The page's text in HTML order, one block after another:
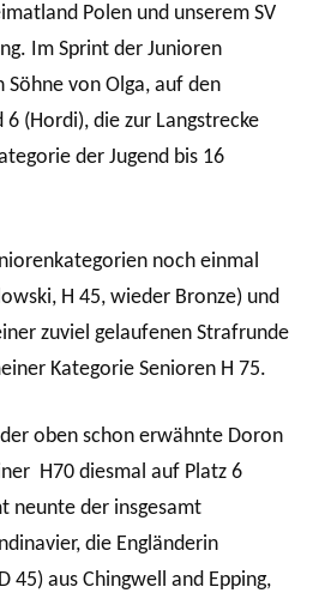
Polen und unserem SV
Im Sprint der Junioren
Söhne von Olga, auf den
6 (Hordi), die zur Langstrecke
der Jugend bis 16
noch einmal
H 45, wieder Bronze) und
zuviel gelaufenen Strafrunde
Kategorie Senioren H 75.
oben schon erwähnte Doron
H70 diesmal auf Platz 6
neunte der insgesamt
die Engländerin
45) aus Chingwell and Epping,